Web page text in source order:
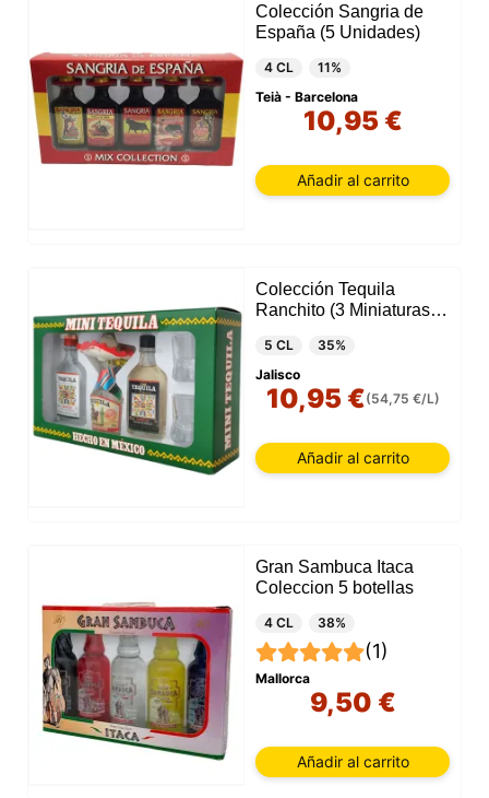
Colección Sangria de
España (5 Unidades)
4 CL
11%
Teià - Barcelona
10,95 €
Añadir al carrito
Colección Tequila
Ranchito (3 Miniaturas +
5 CL
35%
Jalisco
10,95 €(54,75 €/L)
Añadir al carrito
Gran Sambuca Itaca
Coleccion 5 botellas
4 CL 38%
(1)
Mallorca
9,50 €
Añadir al carrito